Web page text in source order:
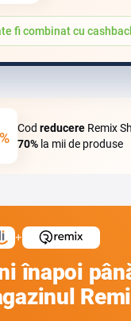
fi combinat cu
Cod reducere Remix
70% la mii de produse
+
înapoi